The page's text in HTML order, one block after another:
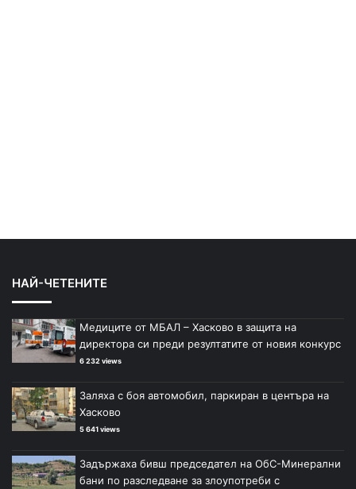
НАЙ-ЧЕТЕНИТЕ
Медиците от МБАЛ – Хасково в защита на
директора си преди резултатите от новия конкурс
6 232 views
Заляха с боя автомобил, паркиран в центъра на
Хасково
5 641 views
Задържаха бивш председател на ОбС-Минерални
бани по разследване за злоупотреби с